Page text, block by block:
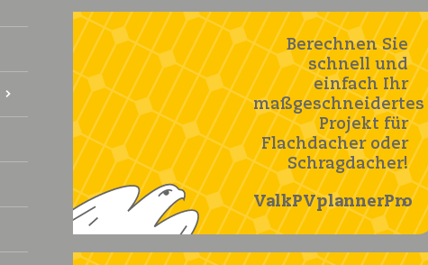
Berechnen Sie
schnell und
einfach Ihr
maßgeschneidertes
Projekt für
Flachdacher oder
Schragdacher!
ValkPVplannerPro